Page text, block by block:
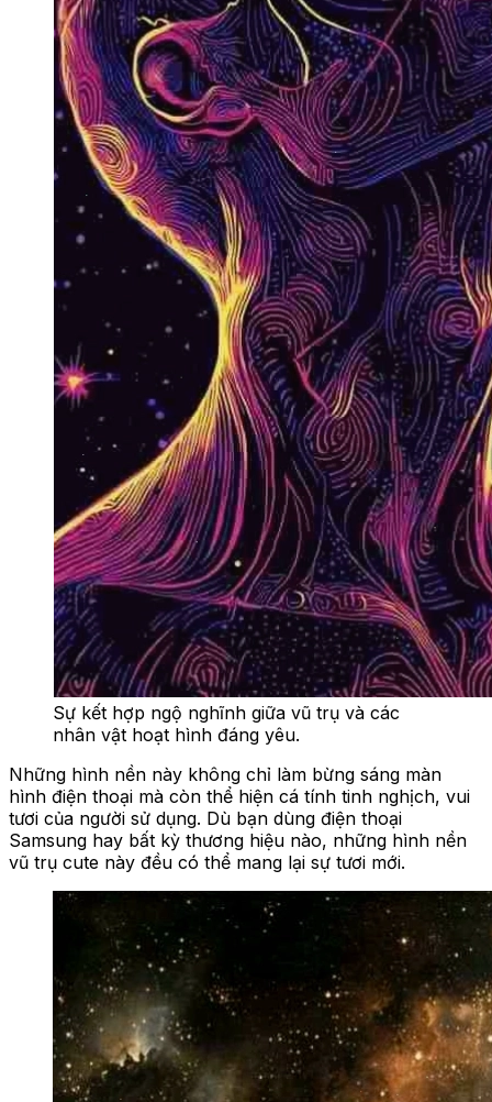
Sự kết hợp ngộ nghĩnh giữa vũ trụ và các
nhân vật hoạt hình đáng yêu.
Những hình nền này không chỉ làm bừng sáng màn
hình điện thoại mà còn thể hiện cá tính tinh nghịch, vui
tươi của người sử dụng. Dù bạn dùng điện thoại
Samsung hay bất kỳ thương hiệu nào, những hình nền
vũ trụ cute này đều có thể mang lại sự tươi mới.